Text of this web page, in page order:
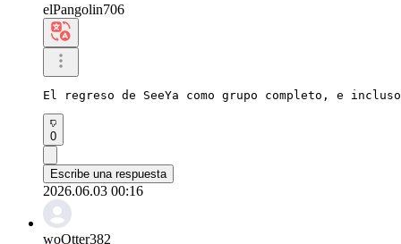
elPangolin706
El regreso de SeeYa como grupo completo, e
0
Escribe una respuesta
2026.06.03 00:16
woOtter382